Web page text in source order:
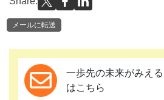
メールに転送
一歩先の未来がみえ
はこちら